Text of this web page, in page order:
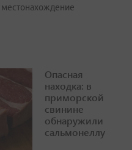
Опасная
находка: в
приморской
свинине
обнаружили
сальмонеллу